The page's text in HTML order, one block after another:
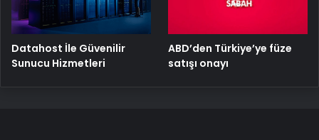
Datahost İle Güvenilir
Sunucu Hizmetleri
ABD’den Türkiye’ye füze
satışı onayı